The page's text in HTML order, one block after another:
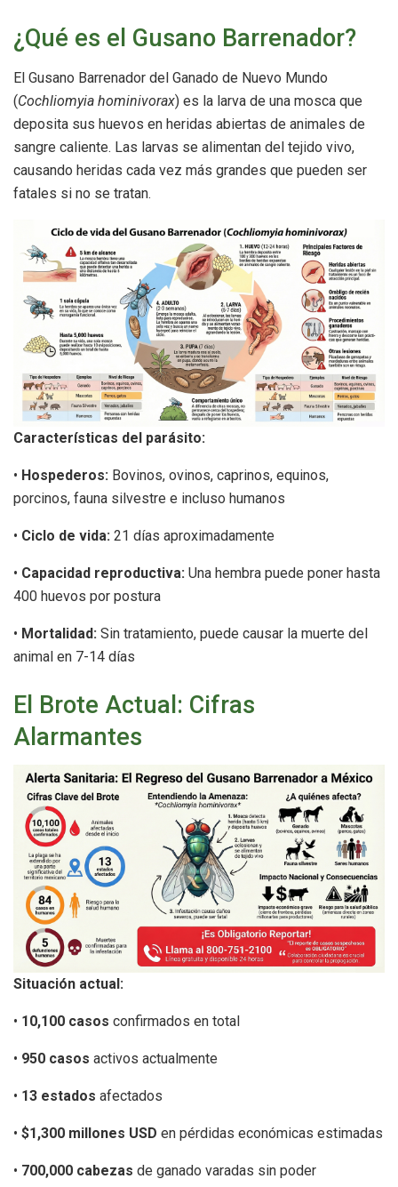
¿Qué es el Gusano Barrenador?
El Gusano Barrenador del Ganado de Nuevo Mundo
(Cochliomyia hominivorax) es la larva de una mosca que
deposita sus huevos en heridas abiertas de animales de
sangre caliente. Las larvas se alimentan del tejido vivo,
causando heridas cada vez más grandes que pueden ser
fatales si no se tratan.
Características del parásito:
• Hospederos: Bovinos, ovinos, caprinos, equinos,
porcinos, fauna silvestre e incluso humanos
• Ciclo de vida: 21 días aproximadamente
• Capacidad reproductiva: Una hembra puede poner hasta
400 huevos por postura
• Mortalidad: Sin tratamiento, puede causar la muerte del
animal en 7-14 días
El Brote Actual: Cifras
Alarmantes
Situación actual:
• 10,100 casos confirmados en total
• 950 casos activos actualmente
• 13 estados afectados
• $1,300 millones USD en pérdidas económicas estimadas
• 700,000 cabezas de ganado varadas sin poder